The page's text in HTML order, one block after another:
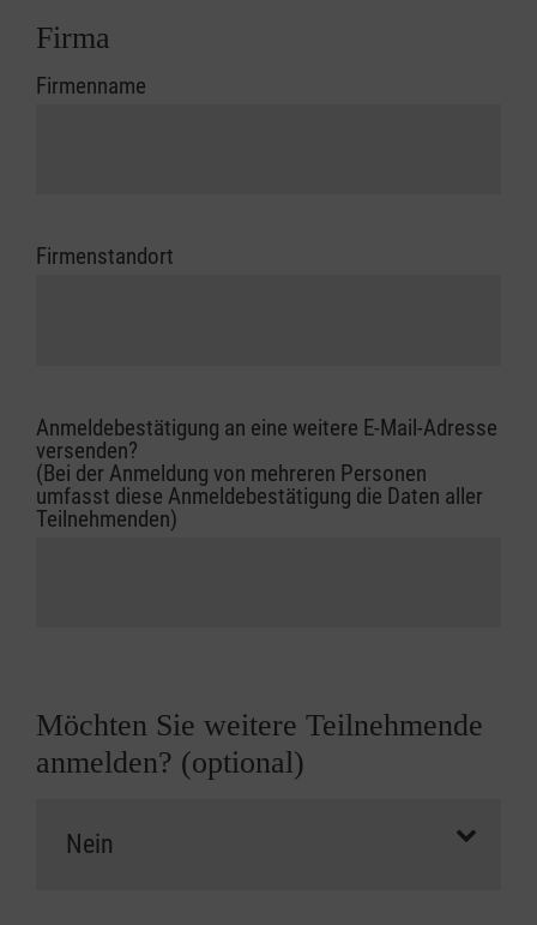
Firma
Firmenname
Firmenstandort
Anmeldebestätigung an eine weitere E-Mail-Adresse
versenden?
(Bei der Anmeldung von mehreren Personen
umfasst diese Anmeldebestätigung die Daten aller
Teilnehmenden)
Möchten Sie weitere Teilnehmende
anmelden? (optional)